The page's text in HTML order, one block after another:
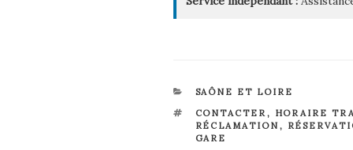
CATÉGORIES
SAÔNE ET LOIRE
ÉTIQUETTES
CONTACTER, HORAIRE
RÉCLAMATION ,
GARE